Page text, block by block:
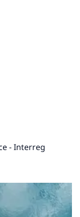
- Interreg